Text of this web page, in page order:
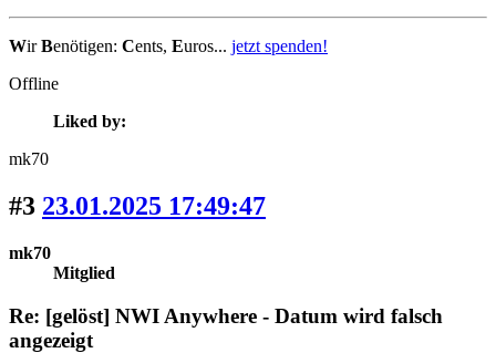
WirBenötigen: Cents, Euros... jetzt spenden!
Offline
Liked by:
mk70
#3 23.01.2025 17:49:47
mk70
Mitglied
Re: [gelöst] NWI Anywhere - Datum wird falsch
angezeigt